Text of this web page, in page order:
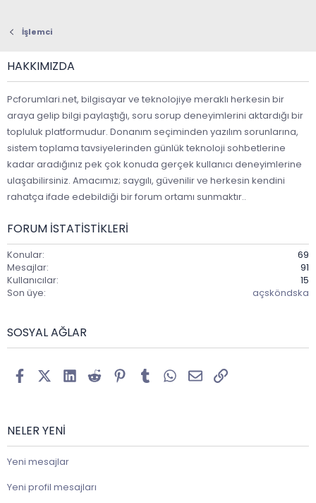
İşlemci
HAKKIMIZDA
Pcforumlari.net, bilgisayar ve teknolojiye meraklı herkesin bir
araya gelip bilgi paylaştığı, soru sorup deneyimlerini aktardığı bir
topluluk platformudur. Donanım seçiminden yazılım sorunlarına,
sistem toplama tavsiyelerinden günlük teknoloji sohbetlerine
kadar aradığınız pek çok konuda gerçek kullanıcı deneyimlerine
ulaşabilirsiniz. Amacımız; saygılı, güvenilir ve herkesin kendini
rahatça ifade edebildiği bir forum ortamı sunmaktır..
FORUM ISTATISTIKLERI
Konular
69
Mesajlar
91
Kullanıcılar
15
Son üye
açsköndska
SOSYAL AĞLAR
FacebookX (Twitter)
LinkedIn
Reddit Pinterest
Tumblr WhatsApp
E-posta
Link
NELER YENI
Yeni mesajlar
Yeni profil mesajları